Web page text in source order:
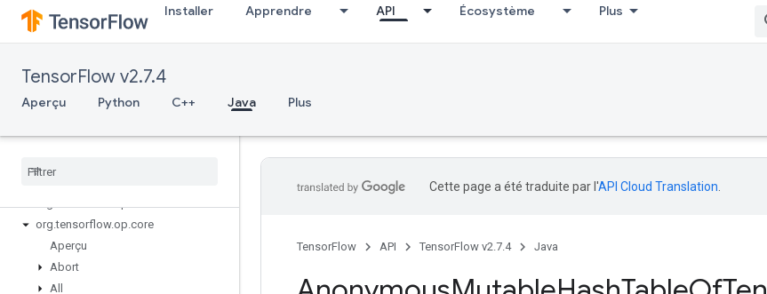
Installer Apprendre API Écosystème Plus
TensorFlow v2.7.4
Aperçu Python C++ Java Plus
org.tensorflow
org.tensorflow.op.core
Aperçu
Abort
All
Cette page a été traduite par l'API Cloud Translation
TensorFlow API TensorFlow v2.7.4 Java